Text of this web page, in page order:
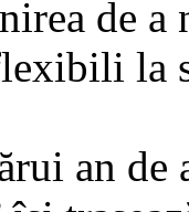
de
la
an de